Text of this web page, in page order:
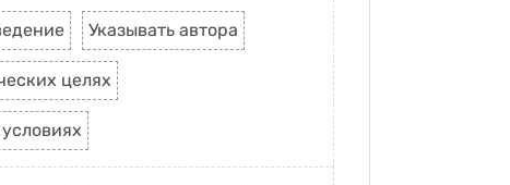
Указывать автора
целях